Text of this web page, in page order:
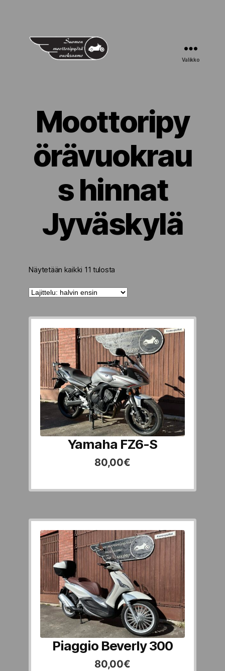
Valikko
Moottoripy
örävuokrau
s hinnat
Jyväskylä
Näytetään kaikki 11 tulosta
Yamaha FZ6-S
80,00€
Piaggio Beverly 300
80,00€